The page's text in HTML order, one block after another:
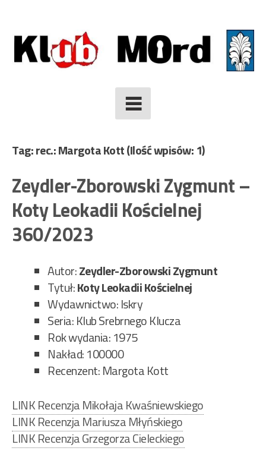
to
content
Tag: rec.: Margota Kott(Ilość wpisów: 1)
Zeydler-Zborowski Zygmunt –
Koty Leokadii Kościelnej
360/2023
Autor:Zeydler-Zborowski Zygmunt
Tytuł:Koty Leokadii Kościelnej
Wydawnictwo: Iskry
Seria: Klub Srebrnego Klucza
Rok wydania: 1975
Nakład: 100000
Recenzent: Margota Kott
LINK RecenzjaMikołaja Kwaśniewskiego
LINK Recenzja Mariusza Młyńskiego
LINK Recenzja Grzegorza Cieleckiego